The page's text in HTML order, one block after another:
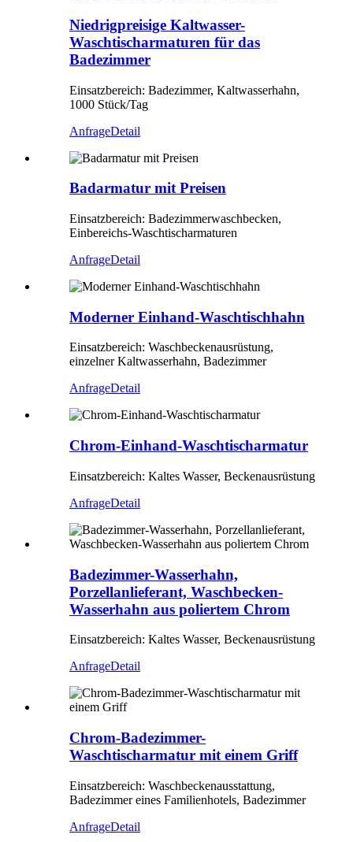
Niedrigpreisige Kaltwasser-
Waschtischarmaturen für das
Badezimmer
Einsatzbereich: Badezimmer, Kaltwasserhahn,
1000 Stück/Tag
AnfrageDetail
Badarmatur mit Preisen
Einsatzbereich: Badezimmerwaschbecken,
Einbereichs-Waschtischarmaturen
AnfrageDetail
Moderner Einhand-Waschtischhahn
Einsatzbereich: Waschbeckenausrüstung,
einzelner Kaltwasserhahn, Badezimmer
AnfrageDetail
Chrom-Einhand-Waschtischarmatur
Einsatzbereich: Kaltes Wasser, Beckenausrüstung
AnfrageDetail
Badezimmer-Wasserhahn,
Porzellanlieferant, Waschbecken-
Wasserhahn aus poliertem Chrom
Einsatzbereich: Kaltes Wasser, Beckenausrüstung
AnfrageDetail
Chrom-Badezimmer-
Waschtischarmatur mit einem Griff
Einsatzbereich: Waschbeckenausstattung,
Badezimmer eines Familienhotels, Badezimmer
AnfrageDetail